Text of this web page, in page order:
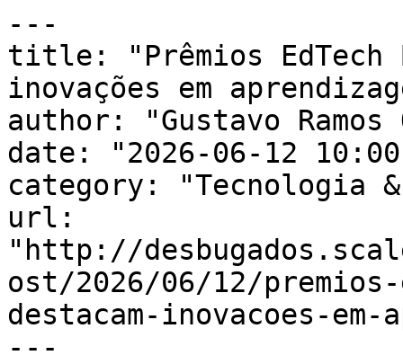
---
title: "Prêmios EdTech
inovações em
author: "Gustavo
date: "2026-06-12
category: "Tecnologia
url:
"http://
ost/2026/06/12/
destacam-inovacoes-
---